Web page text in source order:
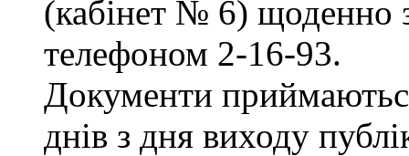
(кабінет № 6) щоденно
телефоном 2-16-93.
Документи
днів з дня виходу